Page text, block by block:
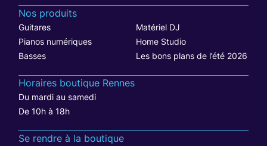
Nos produits
Guitares
Matériel DJ
Pianos numériques
Home Studio
Basses
Les bons plans de l’été 2026
Horaires boutique Rennes
Du mardi au samedi
De 10h à 18h
Se rendre à la boutique